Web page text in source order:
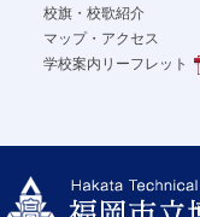
校旗・校歌紹介
マップ・アクセス
学校案内リーフレット